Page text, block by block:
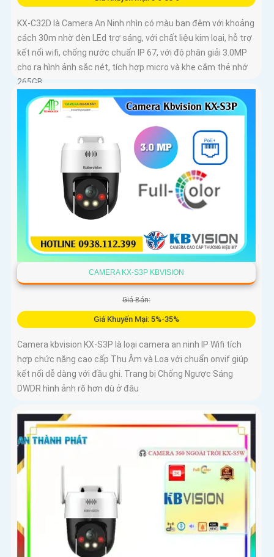
KX-C32D là Camera An Ninh nhìn có màu ban đêm với khoảng
cách 30m nhờ đèn LEd trợ sáng, với chất liệu kim loại, hỗ trợ
kết nối wifi, chống nước chuẩn IP 67, với độ phân giải 3.0MP
cho ra hình ảnh sắc nét, tích hợp micro và khe cắm thẻ nhớ
265GB
CAMERA KX-S3P KBVISION
Giá Bán:
Giá Khuyến Mại: 5%-35%
Camera kbvision KX-S3P là loại camera an ninh IP Wifi tích
hợp chức năng cao cấp Thu Âm và Loa với chuẩn onvif giúp
kết nối dễ dàng với đầu ghi. Trang bị Chống Ngược Sáng
DWDR hình ảnh rõ hơn dù ở đâu